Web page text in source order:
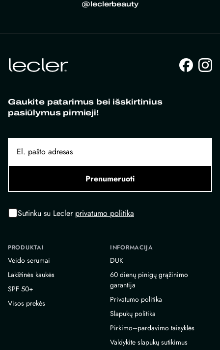
@leclerbeauty
Gaukite patarimus bei išskirtinius
pasiūlymus pirmieji!
Prenumeruoti
Sutinku su Lecler privatumo politika
PRODUKTAI
Veido serumai
Lakštinės kaukės
SPF 50+
Visos prekės
INFORMACIJA
DUK
60 dienų pinigų grąžinimo
garantija
Privatumo politika
Slapukų politika
Pirkimo–pardavimo taisyklės
Valdykite slapukų sutikimus